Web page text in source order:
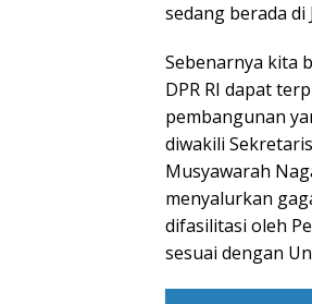
sedang berada di
Sebenarnya kita
DPR RI dapat
pembangunan
diwakili
Musyawarah
menyalurkan
difasilitasi oleh
sesuai dengan